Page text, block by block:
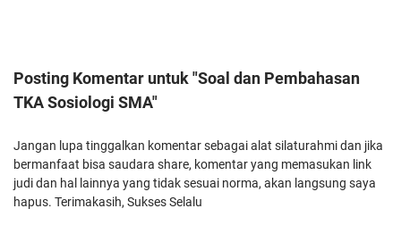
Posting Komentar untuk "Soal dan Pembahasan
TKA Sosiologi SMA"
Jangan lupa tinggalkan komentar sebagai alat silaturahmi dan jika
bermanfaat bisa saudara share, komentar yang memasukan link
judi dan hal lainnya yang tidak sesuai norma, akan langsung saya
hapus. Terimakasih, Sukses Selalu